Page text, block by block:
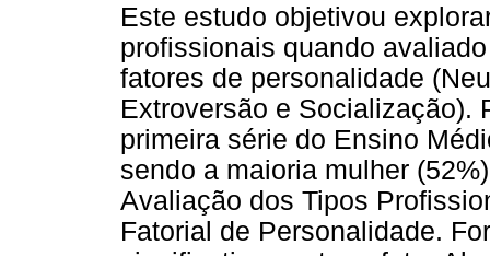
Este estudo objetivou
profissionais quando
fatores de personalidade
Extroversão e Socialização).
primeira série do Ensino
sendo a maioria mulher
Avaliação dos Tipos
Fatorial de Personalidade.